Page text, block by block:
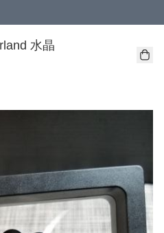
水晶